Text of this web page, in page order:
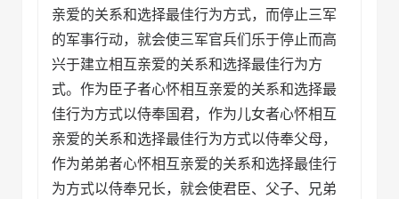
亲爱的关系和选择最佳行为方式，而停止三军
的军事行动，就会使三军官兵们乐于停止而高
兴于建立相互亲爱的关系和选择最佳行为方
式。作为臣子者心怀相互亲爱的关系和选择最
佳行为方式以侍奉国君，作为儿女者心怀相互
亲爱的关系和选择最佳行为方式以侍奉父母，
作为弟弟者心怀相互亲爱的关系和选择最佳行
为方式以侍奉兄长，就会使君臣、父子、兄弟